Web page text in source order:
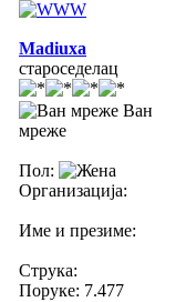
Madiuxa
староседелац
Ван
мреже
Пол:
Организација:
Име и презиме:
Струка:
Поруке: 7.477